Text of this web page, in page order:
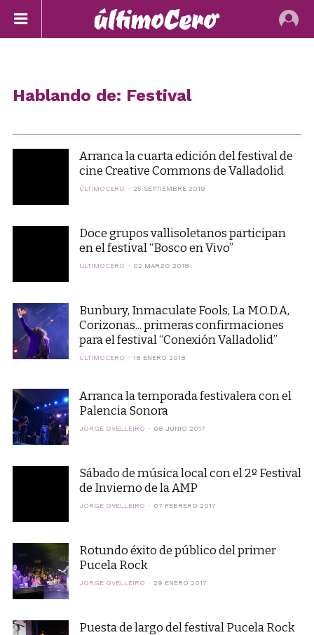
Hablando de: Festival
Arranca la cuarta edición del festival de
cine Creative Commons de Valladolid
ÚLTIMOCERO 25 SEPTIEMBRE 2019
Doce grupos vallisoletanos participan
en el festival “Bosco en Vivo”
ÚLTIMOCERO 02 MARZO 2018
Bunbury, Inmaculate Fools, La M.O.D.A,
Corizonas... primeras confirmaciones
para el festival “Conexión Valladolid”
ÚLTIMOCERO 18 ENERO 2018
Arranca la temporada festivalera con el
Palencia Sonora
JORGE OVELLEIRO 08 JUNIO 2017
Sábado de música local con el 2º Festival
de Invierno de la AMP
JORGE OVELLEIRO 07 FEBRERO 2017
Rotundo éxito de público del primer
Pucela Rock
JORGE OVELLEIRO 29 ENERO 2017
Puesta de largo del festival Pucela Rock